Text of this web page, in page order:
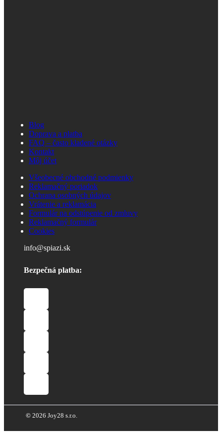
Blog
Doprava a platba
FAQ – často kladené otázky
Kontakt
Môj účet
Všeobecné obchodné podmienky
Reklamačný poriadok
Ochrana osobných údajov
Vrátenie a reklamácia
Formulár na odstúpenie od zmluvy
Reklamačný formulár
Cookies
info@spiazi.sk
Bezpečná platba:
© 2026 Joy28 s.r.o.